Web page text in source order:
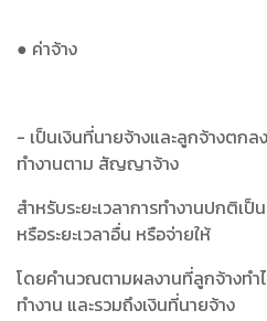
● ค่าจ้าง
- เป็นเงินที่นายจ้างและลูกจ้างตก
ทำงานตาม สัญญาจ้าง
สำหรับระยะเวลาการทำงานปกติเ
หรือระยะเวลาอื่น หรือจ่ายให้
โดยคำนวณตามผลงานที่ลูกจ้างทำ
ทำงาน และรวมถึงเงินที่นายจ้าง